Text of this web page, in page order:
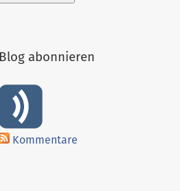
Blog abonnieren
Kommentare